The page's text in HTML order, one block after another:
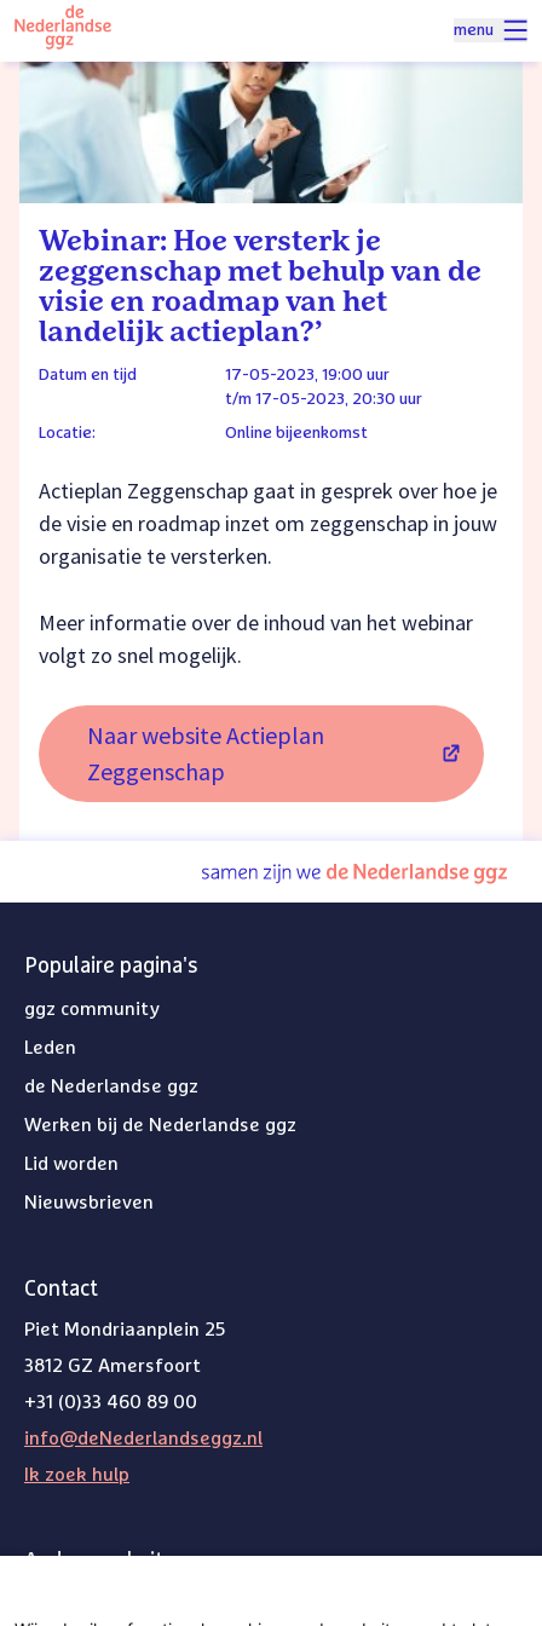
Spring naar hoofdinhoud
menu
Webinar: Hoe versterk je
zeggenschap met behulp van de
visie en roadmap van het
landelijk actieplan?’
Datum en tijd
17-05-2023, 19:00 uur
t/m 17-05-2023, 20:30 uur
Locatie:
Online bijeenkomst
Actieplan Zeggenschap gaat in gesprek over hoe je
de visie en roadmap inzet om zeggenschap in jouw
organisatie te versterken.
Meer informatie over de inhoud van het webinar
volgt zo snel mogelijk.
Naar website Actieplan
Zeggenschap
(opent in een nieuw tabblad)
Populaire pagina's
ggz community
Leden
de Nederlandse ggz
Werken bij de Nederlandse ggz
Lid worden
Nieuwsbrieven
Contact
Piet Mondriaanplein 25
3812 GZ Amersfoort
+31 (0)33 460 89 00
info@deNederlandseggz.nl
Ik zoek hulp
Andere websites